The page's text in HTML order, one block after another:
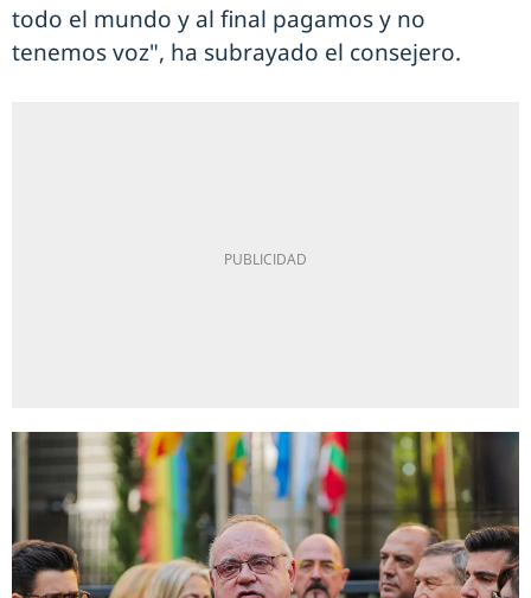
todo el mundo y al final pagamos y no
tenemos voz", ha subrayado el consejero.